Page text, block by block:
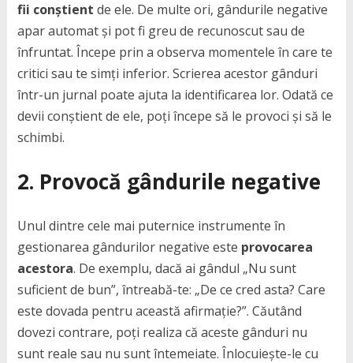
fii conștient de ele. De multe ori, gândurile negative
apar automat și pot fi greu de recunoscut sau de
înfruntat. Începe prin a observa momentele în care te
critici sau te simți inferior. Scrierea acestor gânduri
într-un jurnal poate ajuta la identificarea lor. Odată ce
devii conștient de ele, poți începe să le provoci și să le
schimbi.
2. Provocă gândurile negative
Unul dintre cele mai puternice instrumente în
gestionarea gândurilor negative este provocarea
acestora. De exemplu, dacă ai gândul „Nu sunt
suficient de bun”, întreabă-te: „De ce cred asta? Care
este dovada pentru această afirmație?”. Căutând
dovezi contrare, poți realiza că aceste gânduri nu
sunt reale sau nu sunt întemeiate. Înlocuiește-le cu